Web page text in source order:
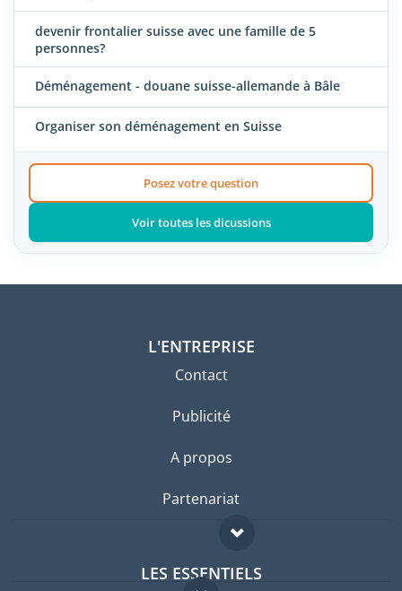
devenir frontalier suisse avec une famille de 5
personnes?
Déménagement - douane suisse-allemande à Bâle
Organiser son déménagement en Suisse
Posez votre question
Voir toutes les dicussions
L'ENTREPRISE
Contact
Publicité
A propos
Partenariat
LES ESSENTIELS